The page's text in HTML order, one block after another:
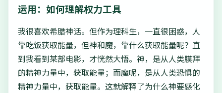
运用：如何理解权力工具
我很喜欢希腊神话。但作为理科生，一直很困惑，人
靠吃饭获取能量，但神和魔，靠什么获取能量呢？直
到我看到某部电影，才恍然大悟。神，是从人类膜拜
的精神力量中，获取能量；而魔呢，是从人类恐惧的
精神力量中，获取能量。这就解释了为什么神要感化